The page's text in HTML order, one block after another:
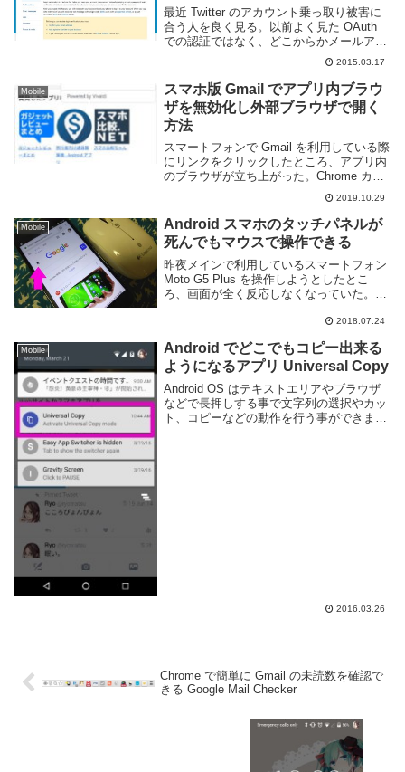
最近 Twitter のアカウント乗っ取り被害に
合う人を良く見る。以前よく見た OAuth
での認証ではなく、どこからかメールアド
レスとパスワードのリストが漏れているら
しくそれを利用してログインする為アプリ
認証欄にアヤシイものが無くてもスパ...
2015.03.17
Mobile
スマホ版 Gmail でアプリ内ブラウ
ザを無効化し外部ブラウザで開く
方法
スマートフォンで Gmail を利用している際
にリンクをクリックしたところ、アプリ内
のブラウザが立ち上がった。Chrome カス
タムタブを利用したこのアプリ内ブラウザ
は Chrome のデータを利用しているためロ
グイン情報などをそのまま利用...
2019.10.29
Mobile
Android スマホのタッチパネルが
死んでもマウスで操作できる
昨夜メインで利用しているスマートフォン
Moto G5 Plus を操作しようとしたとこ
ろ、画面が全く反応しなくなっていた。指
などは動作するがタッチパネルが完全に無
し...
2018.07.24
Mobile
Android でどこでもコピー出来る
ようになるアプリ Universal Copy
Android OS はテキストエリアやブラウザ
などで長押しする事で文字列の選択やカッ
ト、コピーなどの動作を行う事ができま
2016.03.26
Chrome で簡単に Gmail の未読数を確認で
きる Google Mail Checker